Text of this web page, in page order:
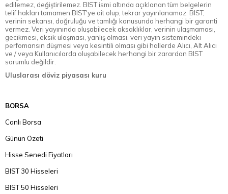
edilemez, değiştirilemez. BIST ismi altında açıklanan tüm belgelerin
telif hakları tamamen BIST'ye ait olup, tekrar yayınlanamaz. BIST,
verinin sekansı, doğruluğu ve tamlığı konusunda herhangi bir garanti
vermez. Veri yayınında oluşabilecek aksaklıklar, verinin ulaşmaması,
gecikmesi, eksik ulaşması, yanlış olması, veri yayın sistemindeki
perfomansın düşmesi veya kesintili olması gibi hallerde Alıcı, Alt Alıcı
ve / veya Kullanıcılarda oluşabilecek herhangi bir zarardan BIST
sorumlu değildir.
Uluslarası döviz piyasası kuru
BORSA
Canlı Borsa
Günün Özeti
Hisse Senedi Fiyatları
BIST 30 Hisseleri
BIST 50 Hisseleri